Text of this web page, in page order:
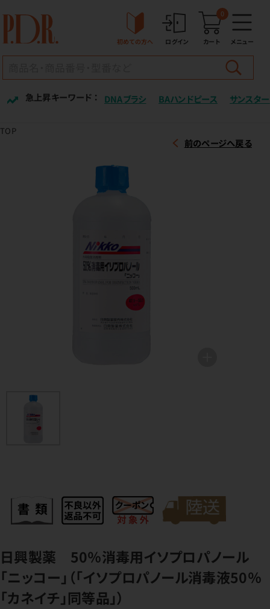
初めての方へ ログイン カート
0
メニュー
急上昇キーワード ： DNAブラシ BAハンドピース サンスター
TOP
前のページへ戻る
日興製薬 50％消毒用イソプロパノール
「ニッコー」（「イソプロパノール消毒液50％
「カネイチ」同等品」）